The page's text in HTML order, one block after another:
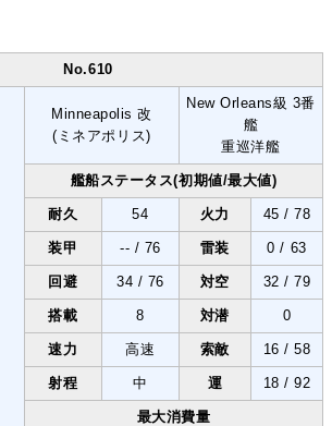
No.610
Minneapolis 改
(ミネアポリス)
New Orleans級 3番
艦
重巡洋艦
艦船ステータス(初期値/最大値)
耐久 54 火力 45 / 78
装甲 -- / 76 雷装 0 / 63
回避 34 / 76 対空 32 / 79
搭載 8 対潜 0
速力 高速 索敵 16 / 58
射程 中 運 18 / 92
最大消費量